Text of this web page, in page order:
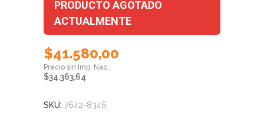
PRODUCTO AGOTADO
ACTUALMENTE
$41.580,00
$34.363,64
SKU: 7642-8346